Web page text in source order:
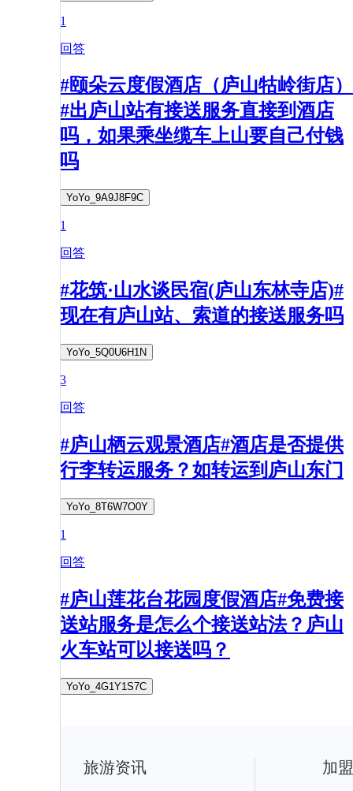
1
回答
#颐朵云度假酒店（庐山牯岭街店）
#出庐山站有接送服务直接到酒店
吗，如果乘坐缆车上山要自己付钱
吗
YoYo_9A9J8F9C
1
回答
#花筑·山水谈民宿(庐山东林寺店)#
现在有庐山站、索道的接送服务吗
YoYo_5Q0U6H1N
3
回答
#庐山栖云观景酒店#酒店是否提供
行李转运服务？如转运到庐山东门
YoYo_8T6W7O0Y
1
回答
#庐山莲花台花园度假酒店#免费接
送站服务是怎么个接送站法？庐山
火车站可以接送吗？
YoYo_4G1Y1S7C
旅游资讯 加